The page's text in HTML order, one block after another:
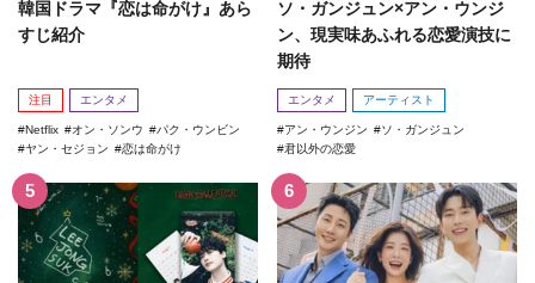
韓国ドラマ『恋は命がけ』あら
すじ紹介
注目 エンタメ
Netflix オン・ソンウ
パク・ウンビン
ヤン・セジョン
恋は命がけ
ソ・ガンジュン×アン・ウンジ
ン、現実味あふれる恋愛演技に
期待
エンタメ アーティスト
アン・ウンジン
ソ・ガンジュン
君以外の恋愛